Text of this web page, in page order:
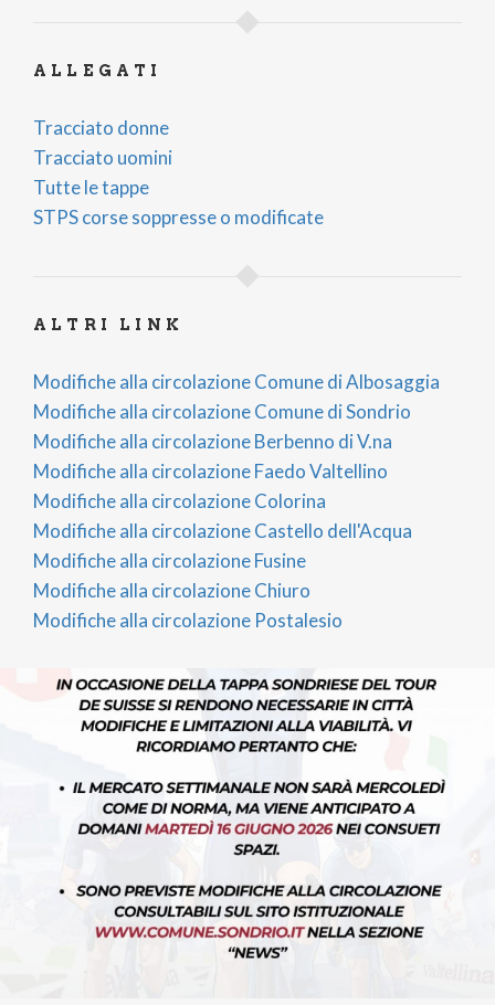
ALLEGATI
Tracciato donne
Tracciato uomini
Tutte le tappe
STPS corse soppresse o modificate
ALTRI LINK
Modifiche alla circolazione Comune di Albosaggia
Modifiche alla circolazione Comune di Sondrio
Modifiche alla circolazione Berbenno di V.na
Modifiche alla circolazione Faedo Valtellino
Modifiche alla circolazione Colorina
Modifiche alla circolazione Castello dell'Acqua
Modifiche alla circolazione Fusine
Modifiche alla circolazione Chiuro
Modifiche alla circolazione Postalesio